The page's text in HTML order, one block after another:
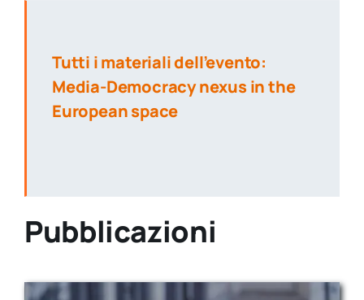
Tutti i materiali dell’evento:
Media-Democracy nexus in the
European space
Pubblicazioni